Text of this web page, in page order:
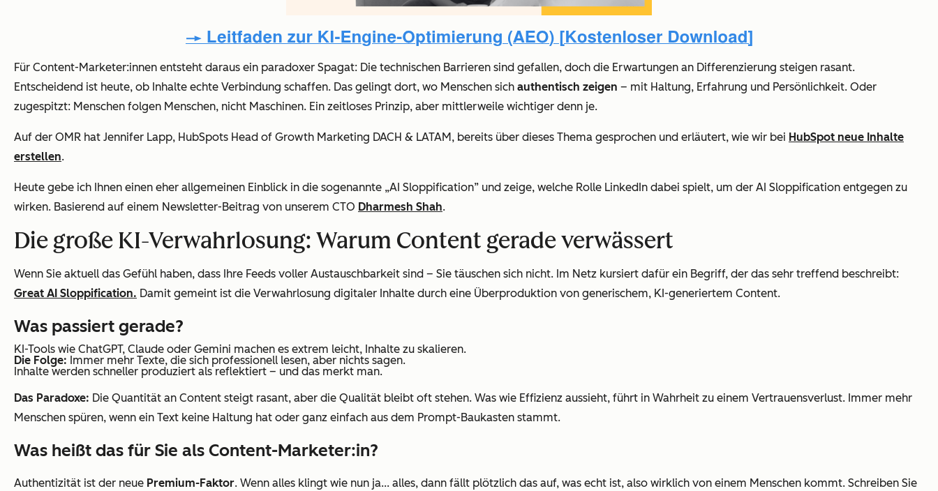
Für Content-Marketer:innen entsteht daraus ein paradoxer Spagat: Die technischen Barrieren sind gefallen, doch die Erwartungen an Differenzierung steigen rasant.
Entscheidend ist heute, ob Inhalte echte Verbindung schaffen. Das gelingt dort, wo Menschen sich authentisch zeigen – mit Haltung, Erfahrung und Persönlichkeit. Oder
zugespitzt: Menschen folgen Menschen, nicht Maschinen. Ein zeitloses Prinzip, aber mittlerweile wichtiger denn je.
Auf der OMR hat Jennifer Lapp, HubSpots Head of Growth Marketing DACH & LATAM, bereits über dieses Thema gesprochen und erläutert, wie wir bei HubSpot neue Inhalte
erstellen.
Heute gebe ich Ihnen einen eher allgemeinen Einblick in die sogenannte „AI Sloppification” und zeige, welche Rolle LinkedIn dabei spielt, um der AI Sloppification entgegen zu
wirken. Basierend auf einem Newsletter-Beitrag von unserem CTO Dharmesh Shah.
Die große KI-Verwahrlosung: Warum Content gerade verwässert
Wenn Sie aktuell das Gefühl haben, dass Ihre Feeds voller Austauschbarkeit sind – Sie täuschen sich nicht. Im Netz kursiert dafür ein Begriff, der das sehr treffend beschreibt:
Great AI Sloppification. Damit gemeint ist die Verwahrlosung digitaler Inhalte durch eine Überproduktion von generischem, KI-generiertem Content.
Was passiert gerade?
KI-Tools wie ChatGPT, Claude oder Gemini machen es extrem leicht, Inhalte zu skalieren.
Die Folge: Immer mehr Texte, die sich professionell lesen, aber nichts sagen.
Inhalte werden schneller produziert als reflektiert – und das merkt man.
Das Paradoxe: Die Quantität an Content steigt rasant, aber die Qualität bleibt oft stehen. Was wie Effizienz aussieht, führt in Wahrheit zu einem Vertrauensverlust. Immer mehr
Menschen spüren, wenn ein Text keine Haltung hat oder ganz einfach aus dem Prompt-Baukasten stammt.
Was heißt das für Sie als Content-Marketer:in?
Authentizität ist der neue Premium-Faktor. Wenn alles klingt wie nun ja... alles, dann fällt plötzlich das auf, was echt ist, also wirklich von einem Menschen kommt. Schreiben Sie